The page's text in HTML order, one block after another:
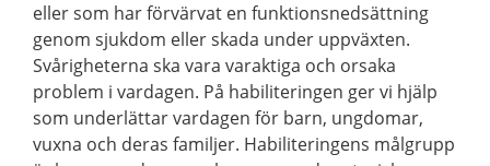
eller som har förvärvat en funktionsnedsättning
genom sjukdom eller skada under uppväxten.
Svårigheterna ska vara varaktiga och orsaka
problem i vardagen. På habiliteringen ger vi hjälp
som underlättar vardagen för barn, ungdomar,
vuxna och deras familjer. Habiliteringens målgrupp